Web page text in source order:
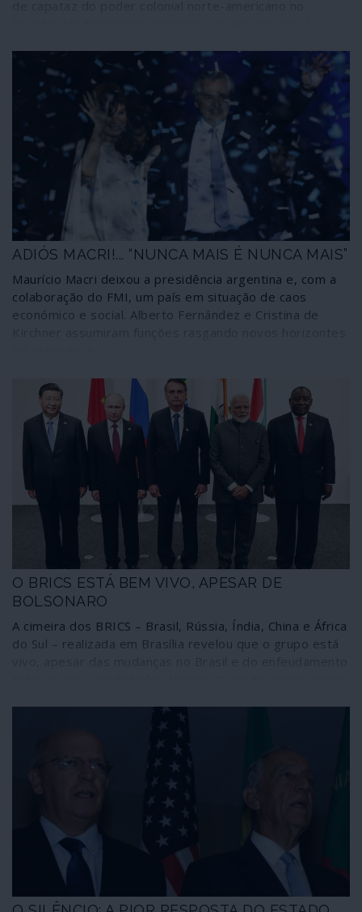
2020. Agora tomou como empreitada uma campanha
contra a acção dos médicos e serviços de saúde
cubanos para salvar vidas em 78 países do mundo. É o
seu mais recente ponto de agenda depois de ter
montado o golpe fascista na Bolívia enquanto continua a
conspirar contra a Venezuela; mas sem se lhe ouvir um
reparo perante os comportamentos fascistas dos
governos do Chile, Colômbia, Peru, Brasil, Equador.
Falhou a conspiração em Dominica, agora uma nódoa no
currículo a apresentar a Mike Pompeo, o seu chefe
directo no Departamento de Estado norte-americano.
ADIÓS MACRI!... “NUNCA MAIS É NUNCA MAIS”
Maurício Macri deixou a presidência argentina e, com a
colaboração do FMI, um país em situação de caos
económico e social. Alberto Fernández e Cristina de
O BRICS ESTÁ BEM VIVO, APESAR DE
BOLSONARO
A cimeira dos BRICS – Brasil, Rússia, Índia, China e África
do Sul – realizada em Brasília revelou que o grupo está
a abrir espaços económicos onde a crise neoliberal
deixa o seu rasto, sobrepõe-se à desafinação política e
consegue convergências de interesses aparentemente
improváveis.